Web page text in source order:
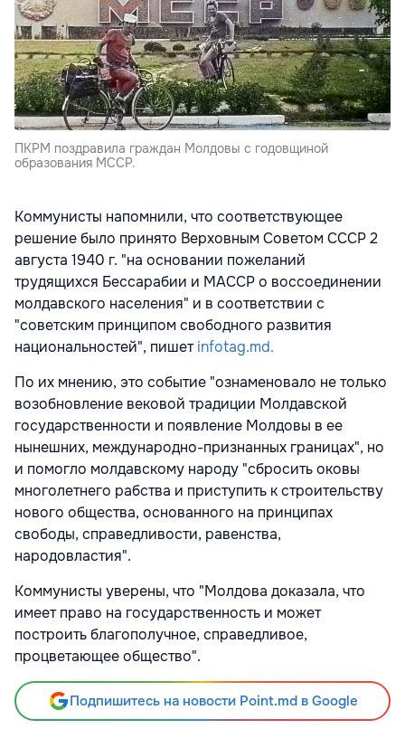
ПКРМ поздравила граждан Молдовы с годовщиной
образования МССР.
Коммунисты напомнили, что соответствующее
решение было принято Верховным Советом СССР 2
августа 1940 г. "на основании пожеланий
трудящихся Бессарабии и МАССР о воссоединении
молдавского населения" и в соответствии с
"советским принципом свободного развития
национальностей", пишетinfotag.md.
По их мнению, это событие "ознаменовало не только
возобновление вековой традиции Молдавской
государственности и появление Молдовы в ее
нынешних, международно-признанных границах", но
и помогло молдавскому народу "сбросить оковы
многолетнего рабства и приступить к строительству
нового общества, основанного на принципах
свободы, справедливости, равенства,
народовластия".
Коммунисты уверены, что "Молдова доказала, что
имеет право на государственность и может
построить благополучное, справедливое,
процветающее общество".
Подпишитесь на новости Point.md в Google